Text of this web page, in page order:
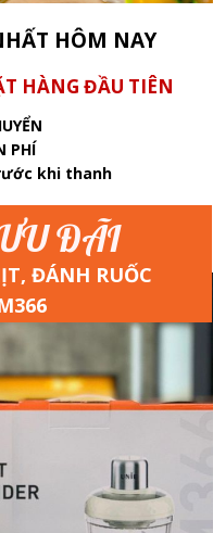
HÔM NAY
HÀNG ĐẦU TIÊN
PHÍ
khi thanh
ĐÃI
ĐÁNH RUỐC